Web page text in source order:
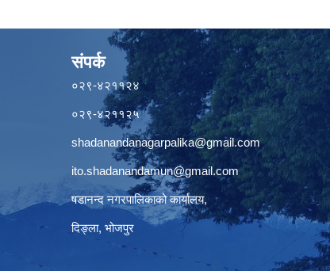
संपर्क
०२९-४२११२४
०२९-४२११२५
shadanandanagarpalika@gmail.com
ito.shadanandamun@gmail.com
षडानन्द नगरपालिकाको कार्यालय,
दिङ्ला, भोजपुर